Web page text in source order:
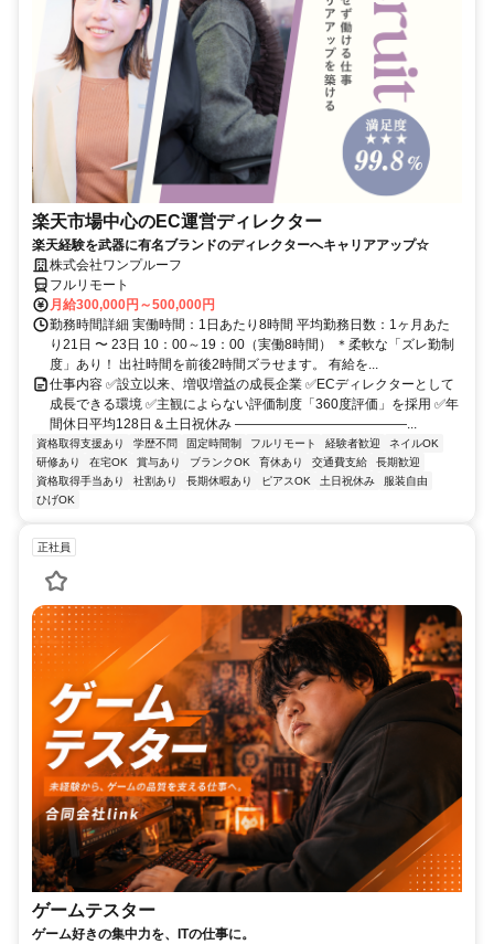
楽天市場中心のEC運営ディレクター
楽天経験を武器に有名ブランドのディレクターへキャリアアップ☆
株式会社ワンプルーフ
フルリモート
月給300,000円～500,000円
勤務時間詳細 実働時間：1日あたり8時間 平均勤務日数：1ヶ月あた
り21日 〜 23日 10：00～19：00（実働8時間） ＊柔軟な「ズレ勤制
度」あり！ 出社時間を前後2時間ズラせます。 有給を...
仕事内容 ✅設立以来、増収増益の成長企業 ✅ECディレクターとして
成長できる環境 ✅主観によらない評価制度「360度評価」を採用 ✅年
間休日平均128日＆土日祝休み ―――――――――――――...
資格取得支援あり 学歴不問 固定時間制 フルリモート 経験者歓迎
ネイルOK
研修あり
在宅OK 賞与あり ブランクOK 育休あり 交通費支給
長期歓迎
資格取得手当あり
社割あり 長期休暇あり ピアスOK 土日祝休み
服装自由
ひげOK
正社員
ゲームテスター
ゲーム好きの集中力を、ITの仕事に。